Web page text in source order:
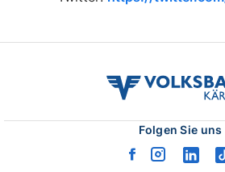
Folgen Sie uns
facebook
instagram